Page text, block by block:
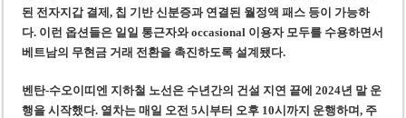
된 전자지갑 결제, 칩 기반 신분증과 연결된 월정액 패스 등이 가능하
다. 이런 옵션들은 일일 통근자와 occasional 이용자 모두를 수용하면서
베트남의 무현금 거래 전환을 촉진하도록 설계됐다.
벤탄-수오이띠엔 지하철 노선은 수년간의 건설 지연 끝에 2024년 말 운
행을 시작했다. 열차는 매일 오전 5시부터 오후 10시까지 운행하며, 주